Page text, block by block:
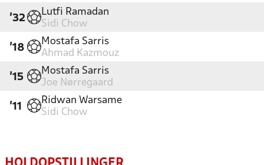
'32
Lutfi Ramadan
Sidi Chow
'18
Mostafa Sarris
Ahmad Kazmouz
'15
Mostafa Sarris
Joe Nørregaard
'11
Ridwan Warsame
Sidi Chow